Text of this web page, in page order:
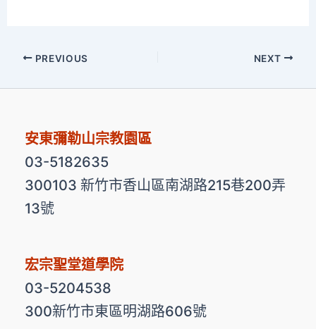
PREVIOUS NEXT
安東彌勒山宗教園區
03-5182635
300103 新竹市香山區南湖路215巷200弄
13號
宏宗聖堂道學院
03-5204538
300新竹市東區明湖路606號